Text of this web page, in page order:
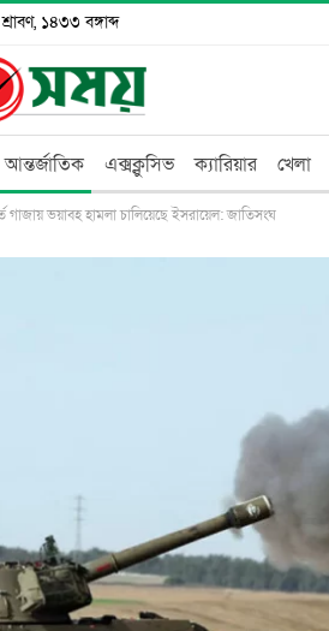
১৪৩৩ বঙ্গাব্দ
আন্তর্জাতিক এক্সক্লুসিভ ক্যারিয়ার খেলা
ভয়াবহ হামলা চালিয়েছে ইসরায়েল: জাতিসংঘ